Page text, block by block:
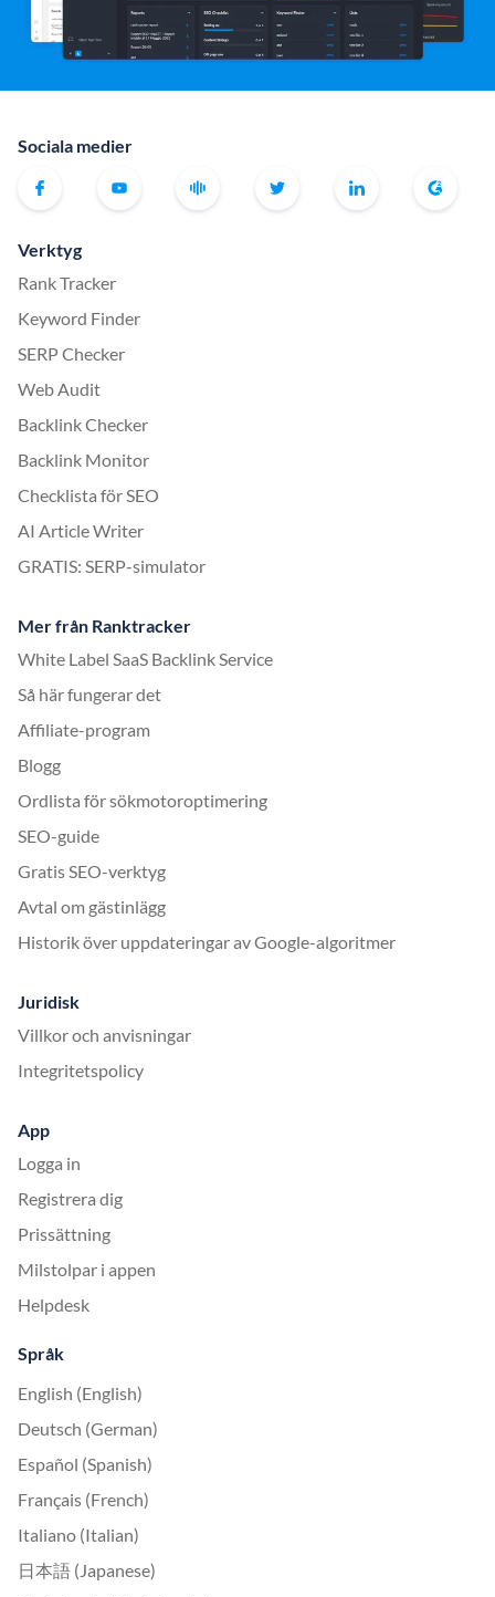
Sociala medier
Verktyg
Rank Tracker
Keyword Finder
SERP Checker
Web Audit
Backlink Checker
Backlink Monitor
Checklista för SEO
AI Article Writer
GRATIS: SERP-simulator
Mer från Ranktracker
White Label SaaS Backlink Service
Så här fungerar det
Affiliate-program
Blogg
Ordlista för sökmotoroptimering
SEO-guide
Gratis SEO-verktyg
Avtal om gästinlägg
Historik över uppdateringar av Google-algoritmer
Juridisk
Villkor och anvisningar
Integritetspolicy
App
Logga in
Registrera dig
Prissättning
Milstolpar i appen
Helpdesk
Språk
English (English)
Deutsch (German)
Español (Spanish)
Français (French)
Italiano (Italian)
日本語 (Japanese)